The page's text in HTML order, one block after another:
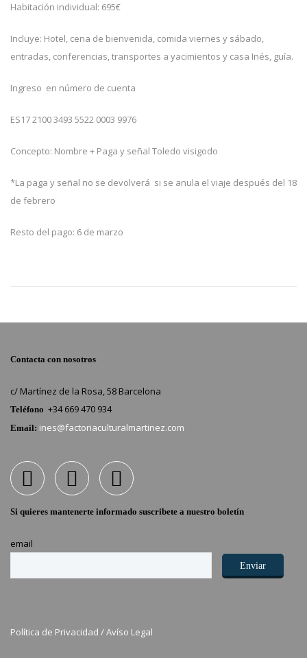
Habitación individual: 695€
Incluye: Hotel, cena de bienvenida, comida viernes y sábado,
entradas, conferencias, transportes a yacimientos y casa Inés, guía.
Ingreso en número de cuenta
ES17 2100 3493 5522 0003 9976
Concepto: Nombre + Paga y señal Toledo visigodo
*La paga y señal no se devolverá si se anula el viaje después del 18
de febrero
Resto del pago: 6 de marzo
Contacta con nosotros
c/ Martínez de la Rosa, 58 Barcelona
Teléfono +34 669 470 934
Email: ines@factoriaculturalmartinez.com
Si quieres mantenerte informado suscribete a nuestro boletín
email
Política de Privacidad /Avíso Legal